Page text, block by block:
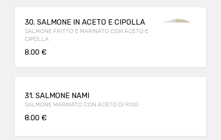
30. SALMONE IN ACETO E CIPOLLA
SALMONE FRITTO E MARINATO CON ACETO E
CIPOLLA
8.00 €
31. SALMONE NAMI
SALMONE MARINATO CON ACETO DI RISO
8.00 €